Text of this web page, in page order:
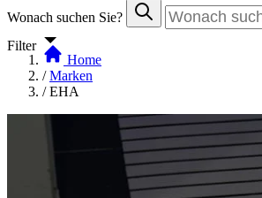
Wonach suchen Sie?
Filter
Home
/ Marken
/ EHA